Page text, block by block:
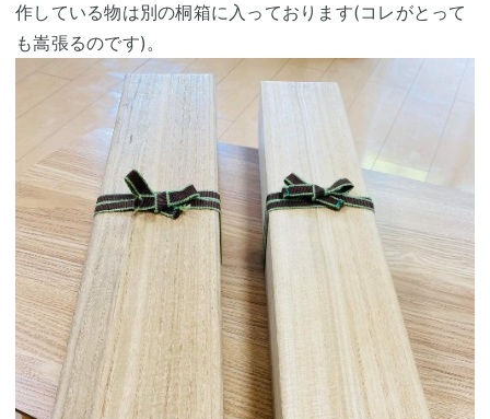
作している物は別の桐箱に入っております(コレがとって
も嵩張るのです)。